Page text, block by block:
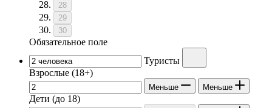
28
29
30
Обязательное поле
Туристы
Взрослые (18+)
Меньше Меньше
Дети (до 18)